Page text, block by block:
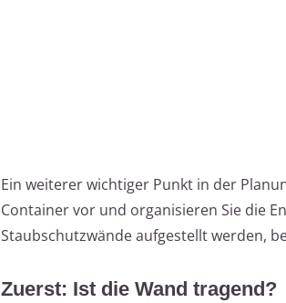
Ein weiterer wichtiger Punkt in der
Container vor und organisieren Sie die
Staubschutzwände aufgestellt werden,
Zuerst: Ist die Wand tragend?